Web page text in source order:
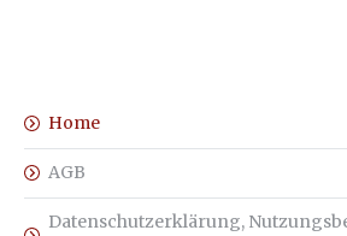
Home
AGB
Datenschutzerklärung,